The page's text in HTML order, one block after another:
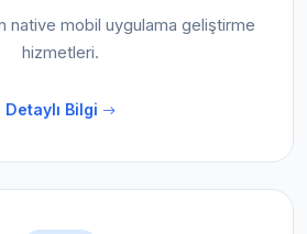
native mobil uygulama geliştirme
hizmetleri.
Detaylı Bilgi